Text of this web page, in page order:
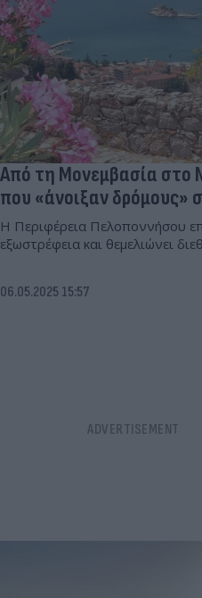
Από τη Μονεμβασία στο
που «άνοιξαν δρόμους»
Η Περιφέρεια Πελοποννήσου
εξωστρέφεια και θεμελιώνει
06.05.2025 15:57